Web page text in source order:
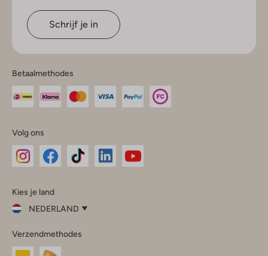
Schrijf je in
Betaalmethodes
Volg ons
InstagramFacebook
Kies je land
NEDERLAND
je
land
Verzendmethodes